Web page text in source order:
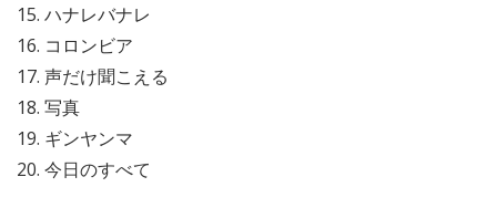
15. ハナレバナレ
16. コロンビア
17. 声だけ聞こえる
18. 写真
19. ギンヤンマ
20. 今日のすべて